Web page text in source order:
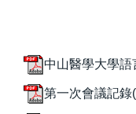
中山醫學大學
第一次會議記錄